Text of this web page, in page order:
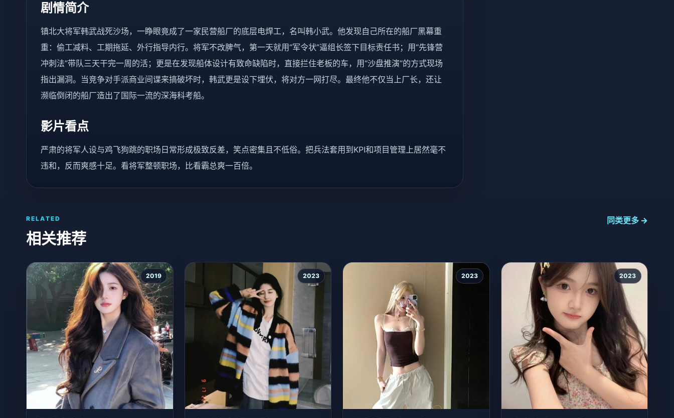
剧情简介
镇北大将军韩武战死沙场，一睁眼竟成了一家民营船厂的底层电焊工，名叫韩小武。他发现自己所在的船厂黑幕重
重：偷工减料、工期拖延、外行指导内行。将军不改脾气，第一天就用“军令状”逼组长签下目标责任书；用“先锋营
冲刺法”带队三天干完一周的活；更是在发现船体设计有致命缺陷时，直接拦住老板的车，用“沙盘推演”的方式现场
指出漏洞。当竞争对手派商业间谍来搞破坏时，韩武更是设下埋伏，将对方一网打尽。最终他不仅当上厂长，还让
濒临倒闭的船厂造出了国际一流的深海科考船。
影片看点
严肃的将军人设与鸡飞狗跳的职场日常形成极致反差，笑点密集且不低俗。把兵法套用到KPI和项目管理上居然毫不
违和，反而爽感十足。看将军整顿职场，比看霸总爽一百倍。
RELATED
相关推荐
同类更多 →
2019 2023 2023 2023